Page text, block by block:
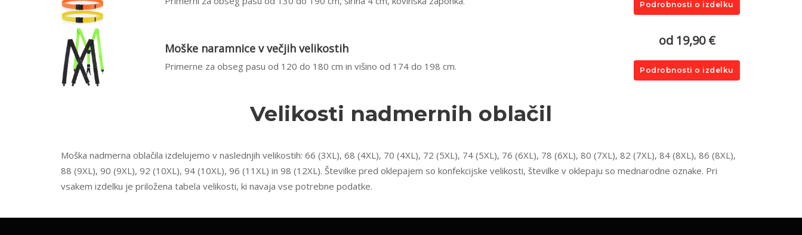
Podrobnosti o izdelku
Moške naramnice v večjih velikostih
Primerne za obseg pasu od 120 do 180 cm in višino od 174 do 198 cm.
od 19,90 €
Podrobnosti o izdelku
Velikosti nadmernih oblačil
Moška nadmerna oblačila izdelujemo v naslednjih velikostih: 66 (3XL), 68 (4XL), 70 (4XL), 72 (5XL), 74 (5XL), 76 (6XL), 78 (6XL), 80 (7XL), 82 (7XL), 84 (8XL), 86 (8XL),
88 (9XL), 90 (9XL), 92 (10XL), 94 (10XL), 96 (11XL) in 98 (12XL). Številke pred oklepajem so konfekcijske velikosti, številke v oklepaju so mednarodne oznake. Pri
vsakem izdelku je priložena tabela velikosti, ki navaja vse potrebne podatke.